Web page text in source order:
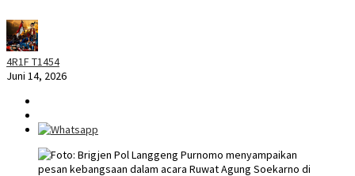
4R1F T1454
Juni 14, 2026